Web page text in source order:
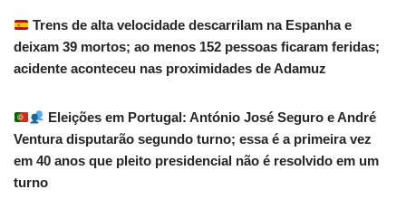
Trens de alta velocidade descarrilam na Espanha e
deixam 39 mortos; ao menos 152 pessoas ficaram feridas;
acidente aconteceu nas proximidades de Adamuz
Eleições em Portugal: António José Seguro e André
Ventura disputarão segundo turno; essa é a primeira vez
em 40 anos que pleito presidencial não é resolvido em um
turno